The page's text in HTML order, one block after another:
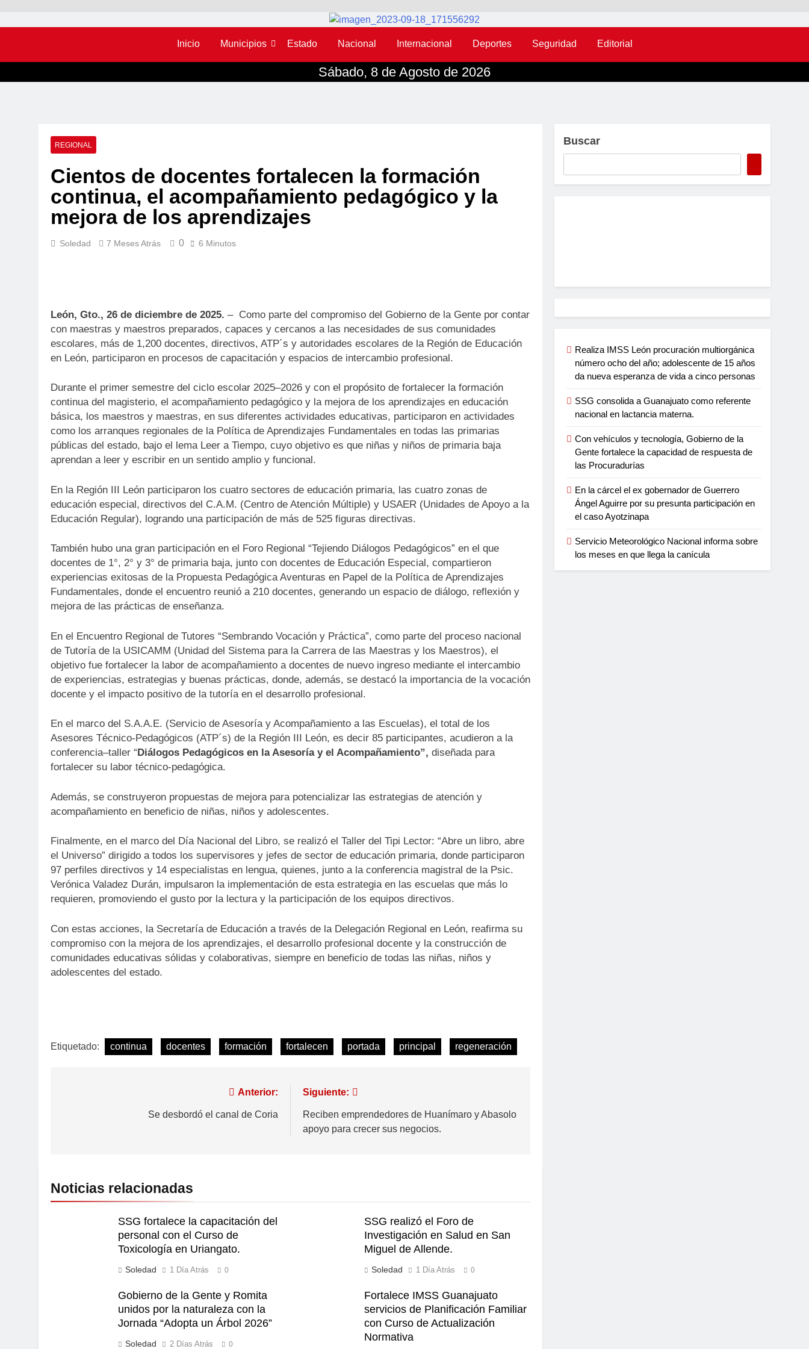
Inicio Municipios Estado Nacional Internacional Deportes Seguridad Editorial
Sábado, 8 de Agosto de 2026
REGIONAL
Cientos de docentes fortalecen la formación
continua, el acompañamiento pedagógico y la
mejora de los aprendizajes
Soledad 7 Meses Atrás 0 6 Minutos
León, Gto., 26 de diciembre de 2025. – Como parte del compromiso del Gobierno de la Gente por contar
con maestras y maestros preparados, capaces y cercanos a las necesidades de sus comunidades
escolares, más de 1,200 docentes, directivos, ATP´s y autoridades escolares de la Región de Educación
en León, participaron en procesos de capacitación y espacios de intercambio profesional.
Durante el primer semestre del ciclo escolar 2025–2026 y con el propósito de fortalecer la formación
continua del magisterio, el acompañamiento pedagógico y la mejora de los aprendizajes en educación
básica, los maestros y maestras, en sus diferentes actividades educativas, participaron en actividades
como los arranques regionales de la Política de Aprendizajes Fundamentales en todas las primarias
públicas del estado, bajo el lema Leer a Tiempo, cuyo objetivo es que niñas y niños de primaria baja
aprendan a leer y escribir en un sentido amplio y funcional.
En la Región III León participaron los cuatro sectores de educación primaria, las cuatro zonas de
educación especial, directivos del C.A.M. (Centro de Atención Múltiple) y USAER (Unidades de Apoyo a la
Educación Regular), logrando una participación de más de 525 figuras directivas.
También hubo una gran participación en el Foro Regional “Tejiendo Diálogos Pedagógicos” en el que
docentes de 1°, 2° y 3° de primaria baja, junto con docentes de Educación Especial, compartieron
experiencias exitosas de la Propuesta Pedagógica Aventuras en Papel de la Política de Aprendizajes
Fundamentales, donde el encuentro reunió a 210 docentes, generando un espacio de diálogo, reflexión y
mejora de las prácticas de enseñanza.
En el Encuentro Regional de Tutores “Sembrando Vocación y Práctica”, como parte del proceso nacional
de Tutoría de la USICAMM (Unidad del Sistema para la Carrera de las Maestras y los Maestros), el
objetivo fue fortalecer la labor de acompañamiento a docentes de nuevo ingreso mediante el intercambio
de experiencias, estrategias y buenas prácticas, donde, además, se destacó la importancia de la vocación
docente y el impacto positivo de la tutoría en el desarrollo profesional.
En el marco del S.A.A.E. (Servicio de Asesoría y Acompañamiento a las Escuelas), el total de los
Asesores Técnico-Pedagógicos (ATP´s) de la Región III León, es decir 85 participantes, acudieron a la
conferencia–taller “ Diálogos Pedagógicos en la Asesoría y el Acompañamiento”, diseñada para
fortalecer su labor técnico-pedagógica.
Además, se construyeron propuestas de mejora para potencializar las estrategias de atención y
acompañamiento en beneficio de niñas, niños y adolescentes.
Finalmente, en el marco del Día Nacional del Libro, se realizó el Taller del Tipi Lector: “Abre un libro, abre
el Universo” dirigido a todos los supervisores y jefes de sector de educación primaria, donde participaron
97 perfiles directivos y 14 especialistas en lengua, quienes, junto a la conferencia magistral de la Psic.
Verónica Valadez Durán, impulsaron la implementación de esta estrategia en las escuelas que más lo
requieren, promoviendo el gusto por la lectura y la participación de los equipos directivos.
Con estas acciones, la Secretaría de Educación a través de la Delegación Regional en León, reafirma su
compromiso con la mejora de los aprendizajes, el desarrollo profesional docente y la construcción de
comunidades educativas sólidas y colaborativas, siempre en beneficio de todas las niñas, niños y
adolescentes del estado.
Etiquetado: continua docentes formación fortalecen portada principal regeneración
Anterior:
Se desbordó el canal de Coria
Siguiente:
Reciben emprendedores de Huanímaro y Abasolo
apoyo para crecer sus negocios.
Noticias relacionadas
SSG fortalece la capacitación del
personal con el Curso de
Toxicología en Uriangato.
Soledad 1 Día Atrás 0
SSG realizó el Foro de
Investigación en Salud en San
Miguel de Allende.
Soledad 1 Día Atrás 0
Gobierno de la Gente y Romita
unidos por la naturaleza con la
Jornada “Adopta un Árbol 2026”
Soledad 2 Días Atrás 0
Fortalece IMSS Guanajuato
servicios de Planificación Familiar
con Curso de Actualización
Normativa
Buscar
Realiza IMSS León procuración multiorgánica
número ocho del año; adolescente de 15 años
da nueva esperanza de vida a cinco personas
SSG consolida a Guanajuato como referente
nacional en lactancia materna.
Con vehículos y tecnología, Gobierno de la
Gente fortalece la capacidad de respuesta de
las Procuradurías
En la cárcel el ex gobernador de Guerrero
Ángel Aguirre por su presunta participación en
el caso Ayotzinapa
Servicio Meteorológico Nacional informa sobre
los meses en que llega la canícula